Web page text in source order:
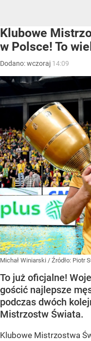
Klubowe
w Polsce! To
Dodano:wczoraj 14:09
Michał Winiarski / Źródło: Piotr
To już oficjalne!
gościć najlepsze
podczas dwóch
Mistrzostw Świata.
Klubowe Mistrzostwa